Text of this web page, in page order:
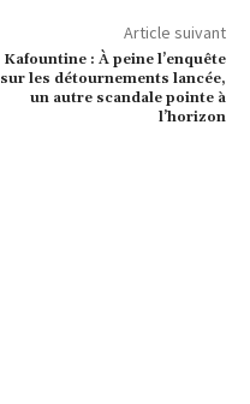
Article suivant
Kafountine : À peine l’enquête
sur les détournements lancée,
un autre scandale pointe à
l’horizon